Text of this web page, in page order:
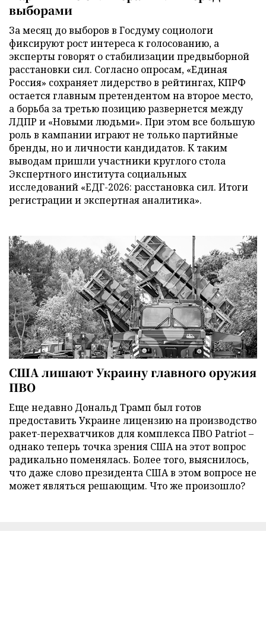
выборами
За месяц до выборов в Госдуму социологи
фиксируют рост интереса к голосованию, а
эксперты говорят о стабилизации предвыборной
расстановки сил. Согласно опросам, «Единая
Россия» сохраняет лидерство в рейтингах, КПРФ
остается главным претендентом на второе место,
а борьба за третью позицию развернется между
ЛДПР и «Новыми людьми». При этом все большую
роль в кампании играют не только партийные
бренды, но и личности кандидатов. К таким
выводам пришли участники круглого стола
Экспертного института социальных
исследований «ЕДГ-2026: расстановка сил. Итоги
регистрации и экспертная аналитика».
США лишают Украину главного оружия
ПВО
Еще недавно Дональд Трамп был готов
предоставить Украине лицензию на производство
ракет-перехватчиков для комплекса ПВО Patriot –
однако теперь точка зрения США на этот вопрос
радикально поменялась. Более того, выяснилось,
что даже слово президента США в этом вопросе не
может являться решающим. Что же произошло?